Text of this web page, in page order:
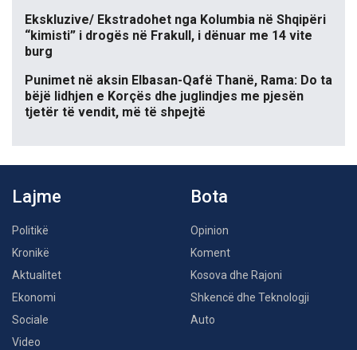
Ekskluzive/ Ekstradohet nga Kolumbia në Shqipëri
“kimisti” i drogës në Frakull, i dënuar me 14 vite
burg
Punimet në aksin Elbasan-Qafë Thanë, Rama: Do ta
bëjë lidhjen e Korçës dhe juglindjes me pjesën
tjetër të vendit, më të shpejtë
Lajme
Politikë
Kronikë
Aktualitet
Ekonomi
Sociale
Video
Bota
Opinion
Koment
Kosova dhe Rajoni
Shkencë dhe Teknologji
Auto